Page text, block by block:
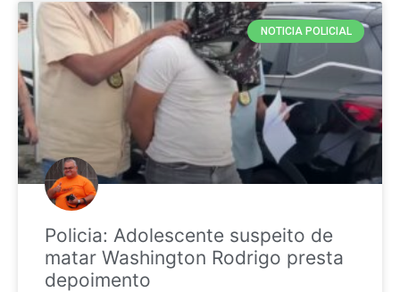
NOTICIA POLICIAL
Policia: Adolescente suspeito de
matar Washington Rodrigo presta
depoimento